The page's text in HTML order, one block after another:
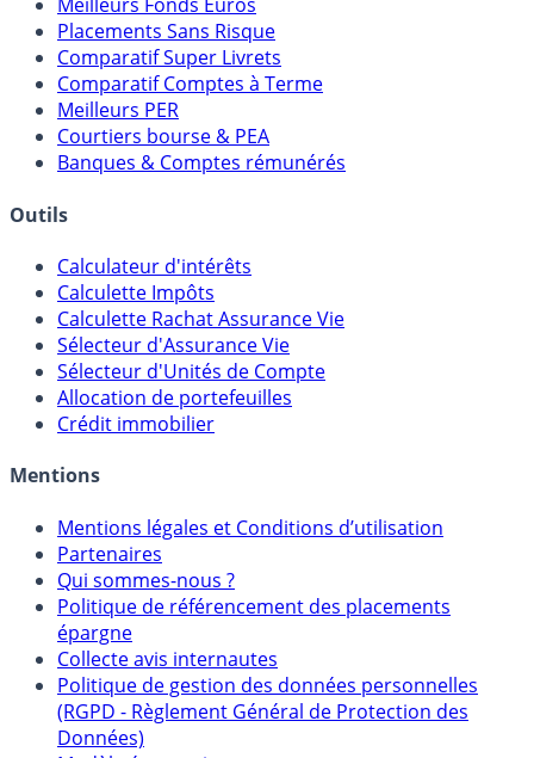
Meilleures Assurances-Vie
Meilleurs Fonds Euros
Placements Sans Risque
Comparatif Super Livrets
Comparatif Comptes à Terme
Meilleurs PER
Courtiers bourse & PEA
Calculateur d'intérêts
Calculette Impôts
Calculette Rachat Assurance Vie
Sélecteur d'Assurance Vie
Sélecteur d'Unités de Compte
Allocation de portefeuilles
Mentions légales et Conditions d’utilisation
Partenaires
Qui sommes-nous ?
Politique de référencement des placements
épargne
Collecte avis internautes
Politique de gestion des données personnelles
(RGPD - Règlement Général de Protection des